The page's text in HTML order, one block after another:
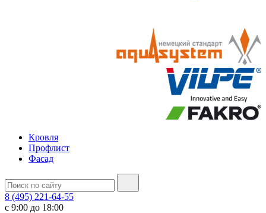
Кровля
Профлист
Фасад
8 (495) 221-64-55
с 9:00 до 18:00